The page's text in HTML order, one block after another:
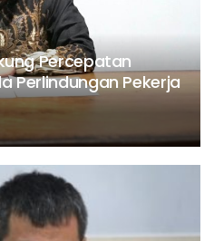
Percepatan
Perlindungan Pekerja